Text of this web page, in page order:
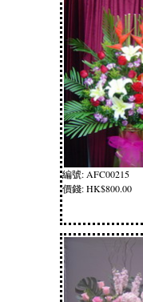
編號: AFC00215
價錢: HK$800.00